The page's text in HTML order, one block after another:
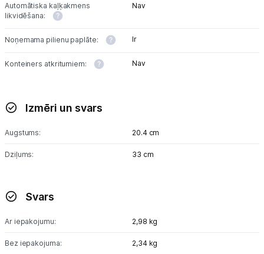
Automātiska kaļķakmens
likvidēšana:
Nav
Noņemama pilienu paplāte: Ir
Konteiners atkritumiem: Nav
Izmēri un svars
Augstums: 20.4 cm
Dziļums: 33 cm
Svars
Ar iepakojumu: 2,98 kg
Bez iepakojuma: 2,34 kg